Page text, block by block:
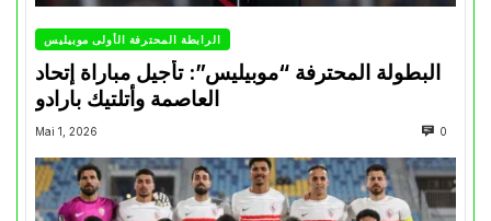
الرابطة المحترفة الأولى موبيليس
البطولة المحترفة “موبيليس”: تأجيل مباراة إتحاد
العاصمة وأتلتيك بارادو
Mai 1, 2026 0